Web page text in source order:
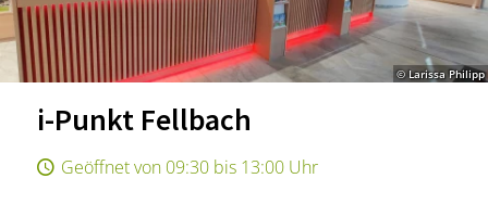
Stadtführungen
Events & Tickets
Ausflugsziele
Erlebnisse
Wein
Radfahren
Wandern
© Larissa Philipp
i-Punkt Fellbach
Geöffnet von 09:30 bis 13:00 Uhr